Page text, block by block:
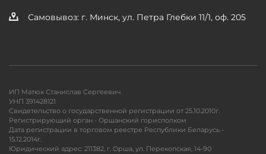
Самовывоз: г. Минск, ул. Петра Глебки 11/1, оф. 205
ИП Матюк Станислав Сергеевич
УНП 391428121
Свидетельство о государственной регистрации от 25.10.2010г.
Регистрирующий орган - Оршанский горисполком
Дата регистрации в торговом реестре Республики Беларусь -
15.12.2014г.
Юридический адрес: 211382, г. Орша, ул. Перекопская, 14-90